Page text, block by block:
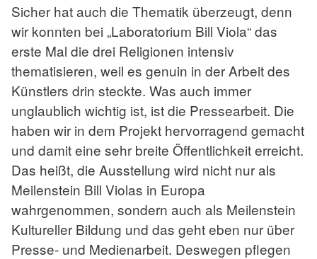
Sicher hat auch die Thematik überzeugt, denn
wir konnten bei „Laboratorium Bill Viola“ das
erste Mal die drei Religionen intensiv
thematisieren, weil es genuin in der Arbeit des
Künstlers drin steckte. Was auch immer
unglaublich wichtig ist, ist die Pressearbeit. Die
haben wir in dem Projekt hervorragend gemacht
und damit eine sehr breite Öffentlichkeit erreicht.
Das heißt, die Ausstellung wird nicht nur als
Meilenstein Bill Violas in Europa
wahrgenommen, sondern auch als Meilenstein
Kultureller Bildung und das geht eben nur über
Presse- und Medienarbeit. Deswegen pflegen